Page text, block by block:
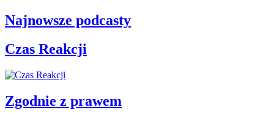
Najnowsze podcasty
Czas Reakcji
Zgodnie z prawem